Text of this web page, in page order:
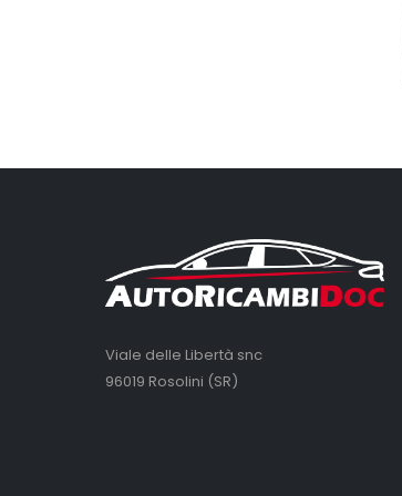
Viale delle Libertà snc
96019 Rosolini (SR)